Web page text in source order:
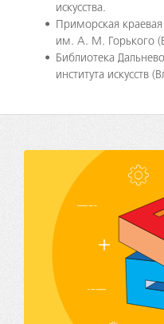
искусства.
Приморская
им. А. М. Горького
Библиотека
института искусств